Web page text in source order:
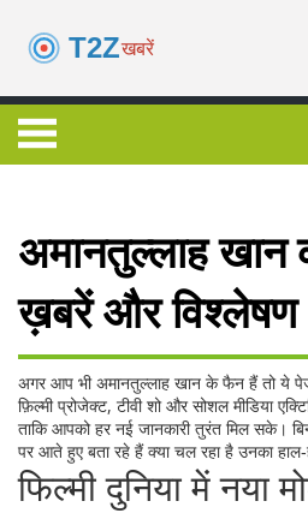
अमानतुल्लाह खान
ख़बरें और विश्लेषण
अगर आप भी अमानतुल्लाह खान के फैन हैं तो ये
फ़िल्मी प्रोजेक्ट, टीवी शो और सोशल मीडिया
ताकि आपको हर नई जानकारी तुरंत मिल सके।
पर आते हुए बता रहे हैं क्या चल रहा है उनका
फिल्मी दुनिया में नया